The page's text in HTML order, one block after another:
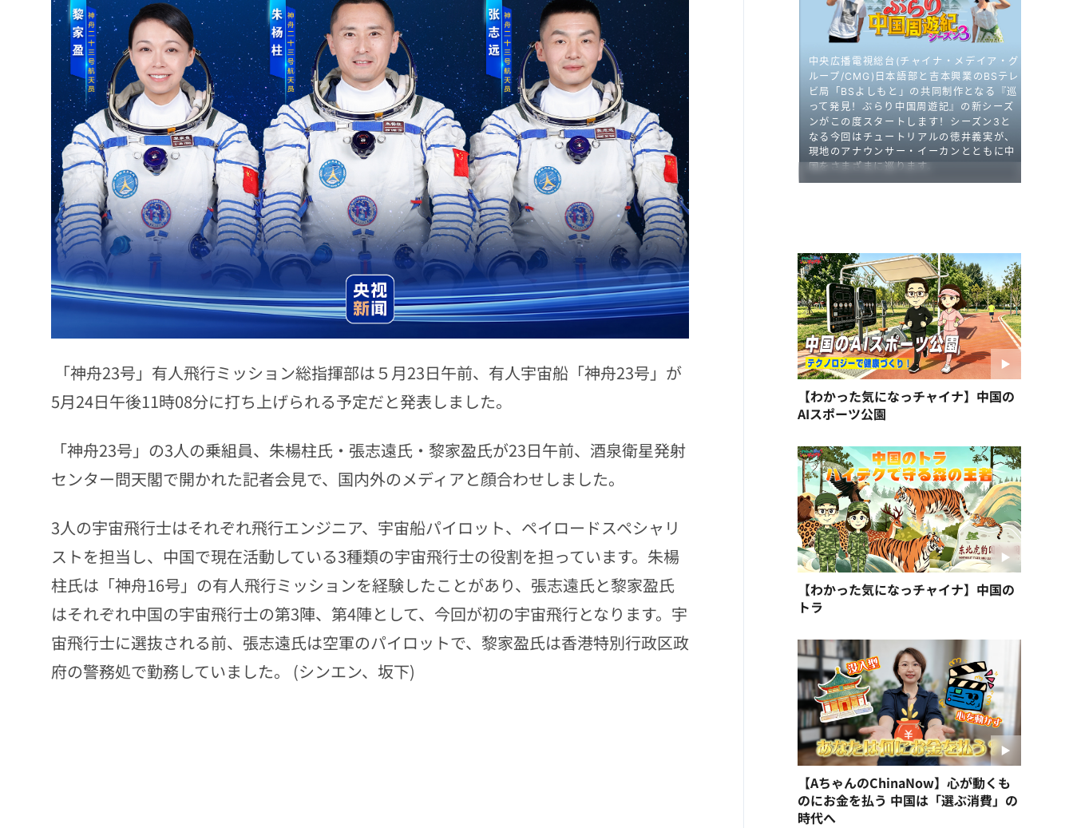
「神舟23号」有人飛行ミッション総指揮部は５月23日午前、有人宇宙船「神舟23号」が
5月24日午後11時08分に打ち上げられる予定だと発表しました。
「神舟23号」の3人の乗組員、朱楊柱氏・張志遠氏・黎家盈氏が23日午前、酒泉衛星発射
センター問天閣で開かれた記者会見で、国内外のメディアと顔合わせしました。
3人の宇宙飛行士はそれぞれ飛行エンジニア、宇宙船パイロット、ペイロードスペシャリ
ストを担当し、中国で現在活動している3種類の宇宙飛行士の役割を担っています。朱楊
柱氏は「神舟16号」の有人飛行ミッションを経験したことがあり、張志遠氏と黎家盈氏
はそれぞれ中国の宇宙飛行士の第3陣、第4陣として、今回が初の宇宙飛行となります。宇
宙飛行士に選抜される前、張志遠氏は空軍のパイロットで、黎家盈氏は香港特別行政区政
府の警務処で勤務していました。 (シンエン、坂下)
【わかった気になっチャイナ】中国の
AIスポーツ公園
【わかった気になっチャイナ】中国の
トラ
【AちゃんのChinaNow】心が動くも
のにお金を払う 中国は「選ぶ消費」の
時代へ